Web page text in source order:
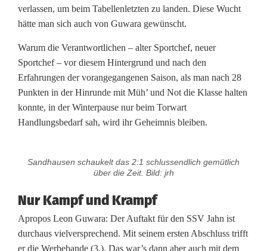
verlassen, um beim Tabellenletzten zu landen. Diese Wucht
hätte man sich auch von Guwara gewünscht.
Warum die Verantwortlichen – alter Sportchef, neuer
Sportchef – vor diesem Hintergrund und nach den
Erfahrungen der vorangegangenen Saison, als man nach 28
Punkten in der Hinrunde mit Müh’ und Not die Klasse halten
konnte, in der Winterpause nur beim Torwart
Handlungsbedarf sah, wird ihr Geheimnis bleiben.
Sandhausen schaukelt das 2:1 schlussendlich gemütlich
über die Zeit. Bild: jrh
Nur Kampf und Krampf
Apropos Leon Guwara: Der Auftakt für den SSV Jahn ist
durchaus vielversprechend. Mit seinem ersten Abschluss trifft
er die Werbebande (3.). Das war’s dann aber auch mit dem